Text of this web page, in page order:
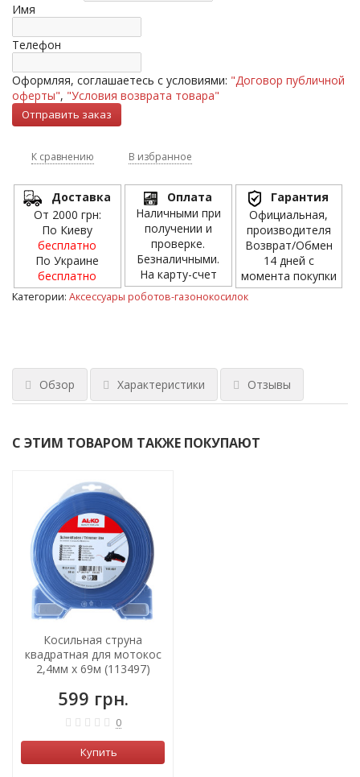
Имя
Телефон
Оформляя, соглашаетесь с условиями: "Договор публичной
оферты", "Условия возврата товара"
К сравнению В избранное
Доставка
От 2000 грн:
По Киеву
бесплатно
По Украине
бесплатно
Оплата
Наличными при
получении и
проверке.
Безналичными.
На карту-счет
Гарантия
Официальная,
производителя
Возврат/Обмен
14 дней с
момента покупки
Категории: Аксессуары роботов-газонокосилок
Обзор Характеристики Отзывы
С ЭТИМ ТОВАРОМ ТАКЖЕ ПОКУПАЮТ
Косильная струна
квадратная для мотокос
2,4мм х 69м (113497)
599 грн.
0
Купить